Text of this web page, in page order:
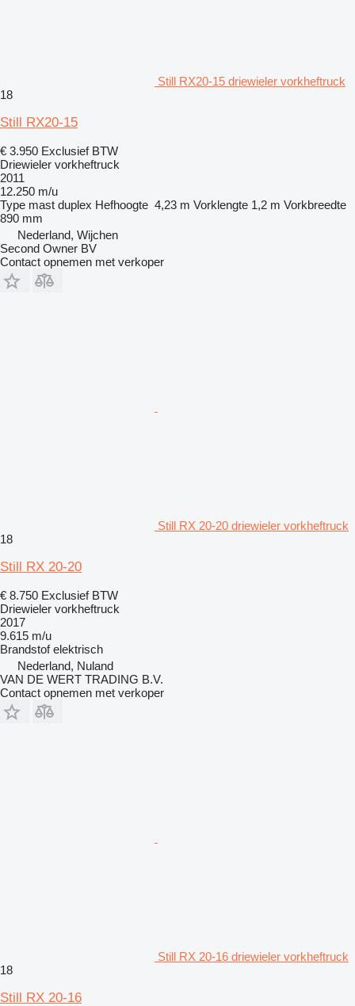
Still RX20-15 driewieler vorkheftruck
18
Still RX20-15
€ 3.950 Exclusief BTW
Driewieler vorkheftruck
2011
12.250 m/u
Type mast duplex Hefhoogte 4,23 m Vorklengte 1,2 m Vorkbreedte
890 mm
Nederland, Wijchen
Second Owner BV
Contact opnemen met verkoper
Still RX 20-20 driewieler vorkheftruck
18
Still RX 20-20
€ 8.750 Exclusief BTW
Driewieler vorkheftruck
2017
9.615 m/u
Brandstof elektrisch
Nederland, Nuland
VAN DE WERT TRADING B.V.
Contact opnemen met verkoper
Still RX 20-16 driewieler vorkheftruck
18
Still RX 20-16